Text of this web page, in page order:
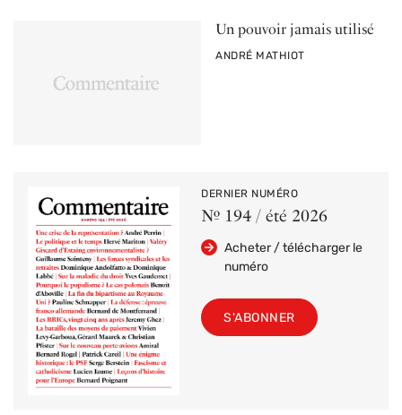
Un pouvoir jamais utilisé
PAR
ANDRÉ MATHIOT
DERNIER NUMÉRO
Nº 194 / été 2026
Acheter / télécharger le
numéro
S'ABONNER